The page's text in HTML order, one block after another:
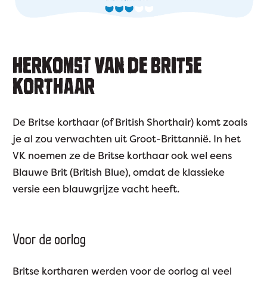
HERKOMST VAN DE BRITSE
KORTHAAR
De Britse korthaar (of British Shorthair) komt zoals
je al zou verwachten uit Groot-Brittannië. In het
VK noemen ze de Britse korthaar ook wel eens
Blauwe Brit (British Blue), omdat de klassieke
versie een blauwgrijze vacht heeft.
Voor de oorlog
Britse kortharen werden voor de oorlog al veel